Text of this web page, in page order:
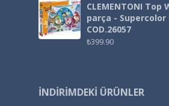
CLEMENTONI Top
parça - Supercolor
COD.26057
₺399.90
İNDIRIMDEKI ÜRÜNLER